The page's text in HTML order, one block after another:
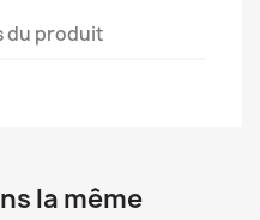
du produit
la même